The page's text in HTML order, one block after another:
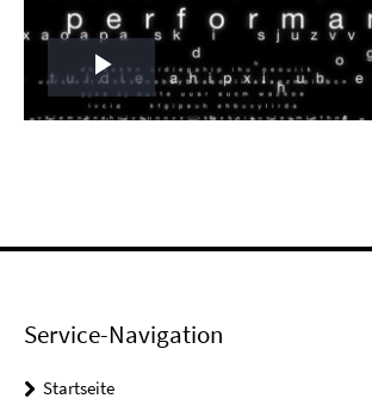
Play
Service-Navigation
Startseite